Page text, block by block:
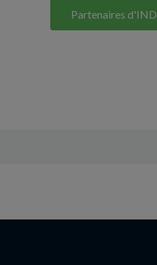
Partenaires